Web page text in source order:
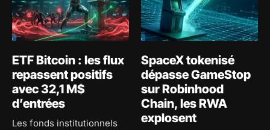
ETF Bitcoin : les flux
repassent positifs
avec 32,1 M$
d’entrées
Les fonds institutionnels
SpaceX tokenisé
dépasse GameStop
sur Robinhood
Chain, les RWA
explosent